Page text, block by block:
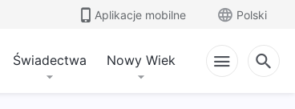
Aplikacje mobilne Polski
Świadectwa Nowy Wiek